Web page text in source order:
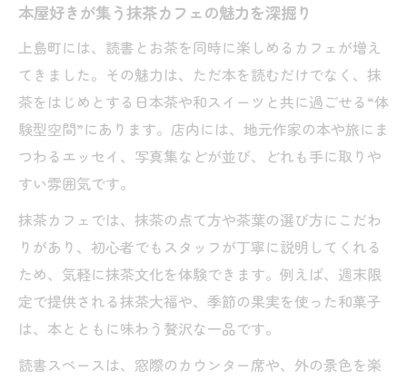
本と抹茶で静かな島時間を贅沢に過ごす方
法
読書好きが提案する抹茶の楽しみ方まとめ
抹茶と本で心がほどける島の過ごし方
上島町カフェで味わう静寂と抹茶の調和
抹茶好きにおすすめの読書時間の工夫
抹茶と本が誘う上島町島旅の新しい発見
抹茶と本で広がる上島町島旅の楽しみ方
本屋好きが見つけた島旅の抹茶スポット
上島町で体験する抹茶と本の新しい出会い
島時間を満喫する抹茶カフェの選び方
抹茶と読書で感じる上島町の魅力を探訪
本屋好きが集う抹茶カフェの魅力を深掘り
上島町には、読書とお茶を同時に楽しめるカフェが増え
てきました。その魅力は、ただ本を読むだけでなく、抹
茶をはじめとする日本茶や和スイーツと共に過ごせる“体
験型空間”にあります。店内には、地元作家の本や旅にま
つわるエッセイ、写真集などが並び、どれも手に取りや
すい雰囲気です。
抹茶カフェでは、抹茶の点て方や茶葉の選び方にこだわ
りがあり、初心者でもスタッフが丁寧に説明してくれる
ため、気軽に抹茶文化を体験できます。例えば、週末限
定で提供される抹茶大福や、季節の果実を使った和菓子
は、本とともに味わう贅沢な一品です。
読書スペースは、窓際のカウンター席や、外の景色を楽